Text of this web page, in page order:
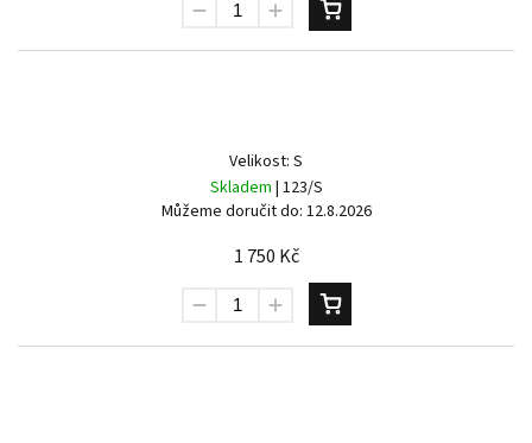
Velikost: S
Skladem | 123/S
Můžeme doručit do: 12.8.2026
1 750 Kč